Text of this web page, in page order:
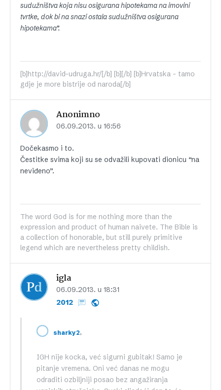
sudužništva koja nisu osigurana hipotekama na imovini
tvrtke, dok bi na snazi ostala sudužništva osigurana
hipotekama”.
[b]http://david-udruga.hr/[/b] [b][/b] [b]Hrvatska - tamo
gdje je more bistrije od naroda[/b]
Anonimno
06.09.2013. u 16:56
Dočekasmo i to.
Čestitke svima koji su se odvažili kupovati dionicu “na
neviđeno”.
The word God is for me nothing more than the
expression and product of human naivete. The Bible is
a collection of honorable, but still purely primitive
legend which are nevertheless pretty childish.
igla
06.09.2013. u 18:31
2012
sharky2,
IGH nije kocka, već sigurni gubitak! Samo je
pitanje vremena. Oni već danas ne mogu
odraditi ozbiljniji posao bez angažiranja